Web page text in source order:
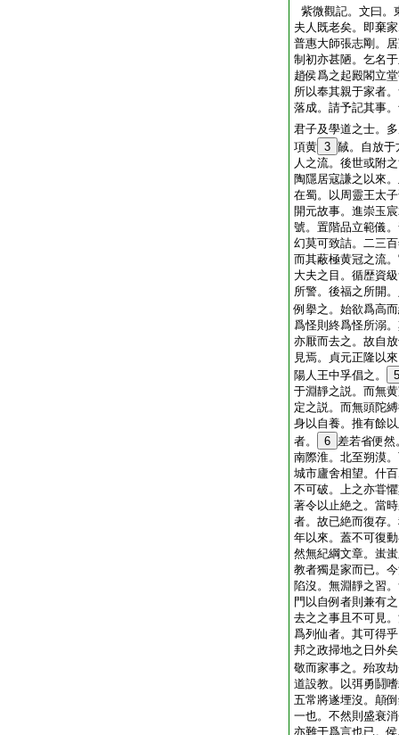
紫微觀記。文曰。
夫人既老矣。即棄
普惠大師張志剛。
制初亦甚陋。乞名
趙侯爲之起殿閣立
所以奉其親于家者
落成。請予記其事
君子及學道之士。
項黄 3 馘。自放于
人之流。後世或附
陶隱居寇謙之以來
在蜀。以周靈王太
開元故事。進崇玉
號。置階品立範儀
幻莫可致詰。二三
而其蔽極黄冠之流
大夫之目。循歴資
所警。後福之所開
例擧之。始欲爲高
爲怪則終爲怪所溺
亦厭而去之。故自
見焉。貞元正隆以
陽人王中孚倡之。
5
于淵靜之説。而無
定之説。而無頭陀
身以自養。推有餘
者。
6 差若省便然
南際淮。北至朔漠
城市廬舍相望。什
不可破。上之亦甞
著令以止絶之。當
者。故已絶而復存
年以來。蓋不可復
然無紀綱文章。蚩
教者獨是家而已。
陷沒。無淵靜之習
門以自例者則兼有
去之之事且不可見
爲列仙者。其可得
邦之政掃地之日外
敬而家事之。殆攻
道設教。以弭勇鬪
五常將遂堙沒。顛
一也。不然則盛衰
亦難于爲言也已。